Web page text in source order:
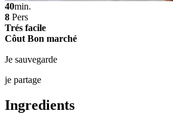
40min.
8 Pers
Trés facile
Côut Bon marché
Je sauvegarde
je partage
Ingredients